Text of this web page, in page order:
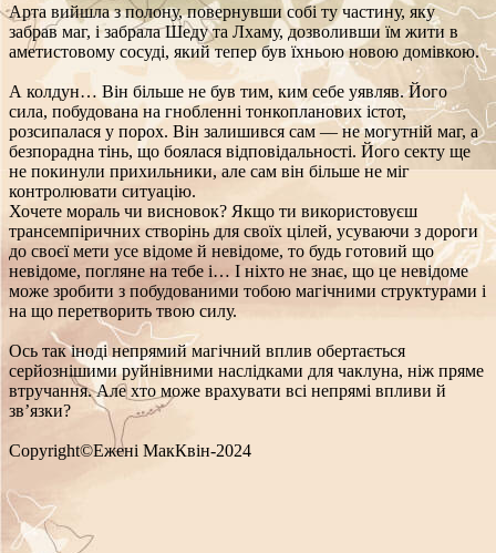
Арта вийшла з полону, повернувши собі ту частину, яку
забрав маг, і забрала Шеду та Лхаму, дозволивши їм жити в
аметистовому сосуді, який тепер був їхньою новою домівкою.
А колдун… Він більше не був тим, ким себе уявляв. Його
сила, побудована на гнобленні тонкопланових істот,
розсипалася у порох. Він залишився сам — не могутній маг, а
безпорадна тінь, що боялася відповідальності. Його секту ще
не покинули прихильники, але сам він більше не міг
контролювати ситуацію.
Хочете мораль чи висновок? Якщо ти використовуєш
трансемпіричних створінь для своїх цілей, усуваючи з дороги
до своєї мети усе відоме й невідоме, то будь готовий що
невідоме, погляне на тебе і… І ніхто не знає, що це невідоме
може зробити з побудованими тобою магічними структурами і
на що перетворить твою силу.
Ось так іноді непрямий магічний вплив обертається
серйознішими руйнівними наслідками для чаклуна, ніж пряме
втручання. Але хто може врахувати всі непрямі впливи й
зв’язки?
Copyright©Ежені МакКвін-2024